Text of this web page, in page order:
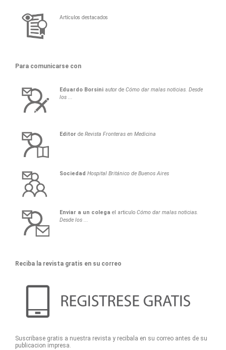
Artículos destacados
Para comunicarse con
Eduardo Borsini autor deCómo dar malas noticias. Desde
los ...
Editor deRevista Fronteras en Medicina
Sociedad Hospital Británico de Buenos Aires
Enviar a un colega el articuloCómo dar malas noticias.
Desde los ...
Reciba la revista gratis en su correo
Suscribase gratis a nuestra revista y recibala en su correo antes de su
publicacion impresa.